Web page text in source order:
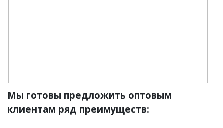
Мы готовы предложить оптовым
клиентам ряд преимуществ: